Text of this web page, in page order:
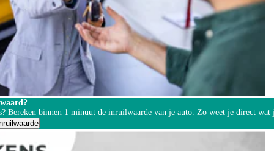
Bereken binnen 1 minuut de inruilwaarde van je auto. Zo weet je direct